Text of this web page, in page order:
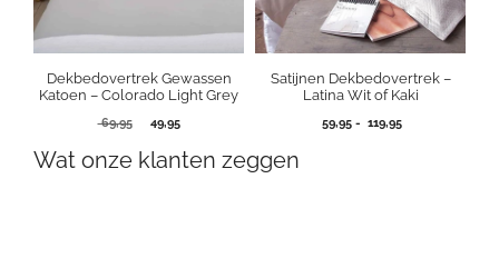
Dekbedovertrek Gewassen
Katoen – Colorado Light Grey
69,95
Oorspronkelijke
was:
49,95Huidige
is:
Satijnen Dekbedovertrek –
Latina Wit of Kaki
59,95 - 119,95Prijsklasse:
Wat onze klanten zeggen